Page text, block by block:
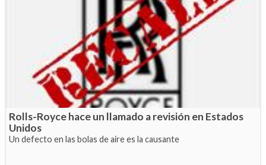
Rolls-Royce hace un llamado a revisión en Estados
Unidos
Un defecto en las bolas de aire es la causante